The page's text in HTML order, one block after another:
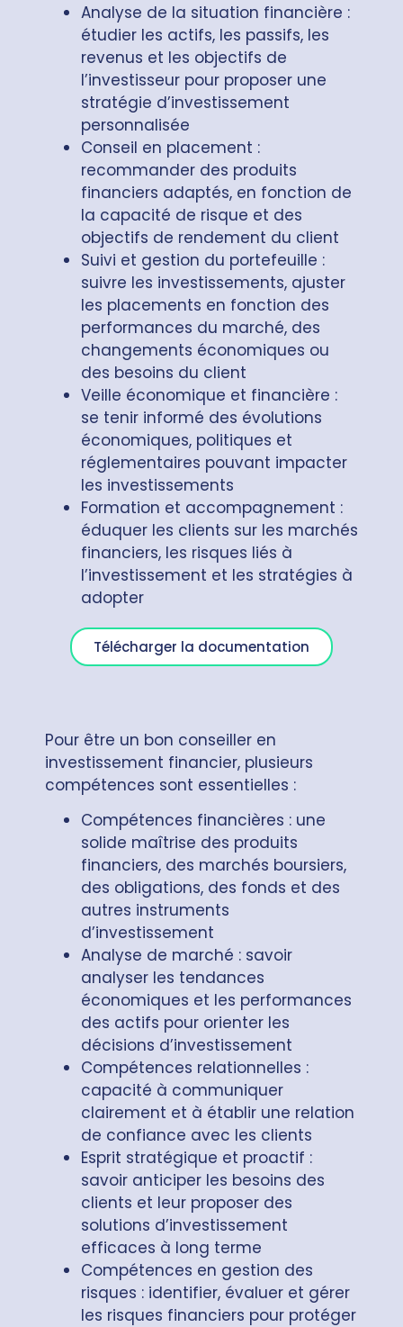
Analyse de la situation financière :
étudier les actifs, les passifs, les
revenus et les objectifs de
l’investisseur pour proposer une
stratégie d’investissement
personnalisée
Conseil en placement :
recommander des produits
financiers adaptés, en fonction de
la capacité de risque et des
objectifs de rendement du client
Suivi et gestion du portefeuille :
suivre les investissements, ajuster
les placements en fonction des
performances du marché, des
changements économiques ou
des besoins du client
Veille économique et financière :
se tenir informé des évolutions
économiques, politiques et
réglementaires pouvant impacter
les investissements
Formation et accompagnement :
éduquer les clients sur les marchés
financiers, les risques liés à
l’investissement et les stratégies à
adopter
Télécharger la documentation
Pour être un bon conseiller en
investissement financier, plusieurs
compétences sont essentielles :
Compétences financières : une
solide maîtrise des produits
financiers, des marchés boursiers,
des obligations, des fonds et des
autres instruments
d’investissement
Analyse de marché : savoir
analyser les tendances
économiques et les performances
des actifs pour orienter les
décisions d’investissement
Compétences relationnelles :
capacité à communiquer
clairement et à établir une relation
de confiance avec les clients
Esprit stratégique et proactif :
savoir anticiper les besoins des
clients et leur proposer des
solutions d’investissement
efficaces à long terme
Compétences en gestion des
risques : identifier, évaluer et gérer
les risques financiers pour protéger